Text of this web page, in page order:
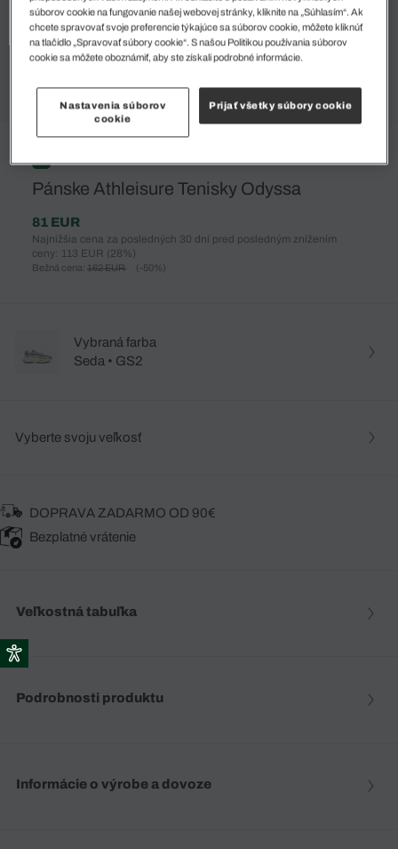
%
Pánske Athleisure Tenisky Odyssa
81 EUR
Najnižšia cena za posledných 30 dní pred posledným znížením
ceny: 113 EUR (28%)
Bežná cena: 162 EUR (-50%)
Vybraná farba
Seda • GS2
Vyberte svoju veľkosť
DOPRAVA ZADARMO OD 90€
Bezplatné vrátenie
Veľkostná tabuľka
Podrobnosti produktu
Informácie o výrobe a dovoze
súborov cookie na fungovanie našej webovej stránky, kliknite na „Súhlasím“. Ak
chcete spravovať svoje preferencie týkajúce sa súborov cookie, môžete kliknúť
na tlačidlo „Spravovať súbory cookie“. S našou Politikou používania súborov
cookie sa môžete oboznámiť, aby ste získali podrobné informácie.
Nastavenia súborov
cookie
Prijať všetky súbory cookie